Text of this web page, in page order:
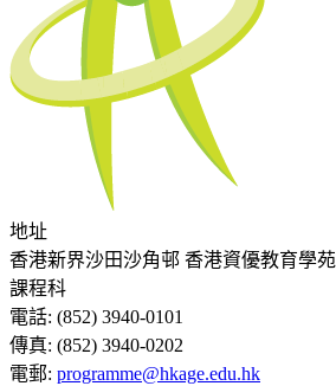
地址
香港新界沙田沙角邨 香港資優教育學苑
課程科
電話: (852) 3940-0101
傳真: (852) 3940-0202
電郵: programme@hkage.edu.hk